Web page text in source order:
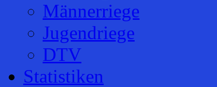
Männerriege
Jugendriege
DTV
Statistiken